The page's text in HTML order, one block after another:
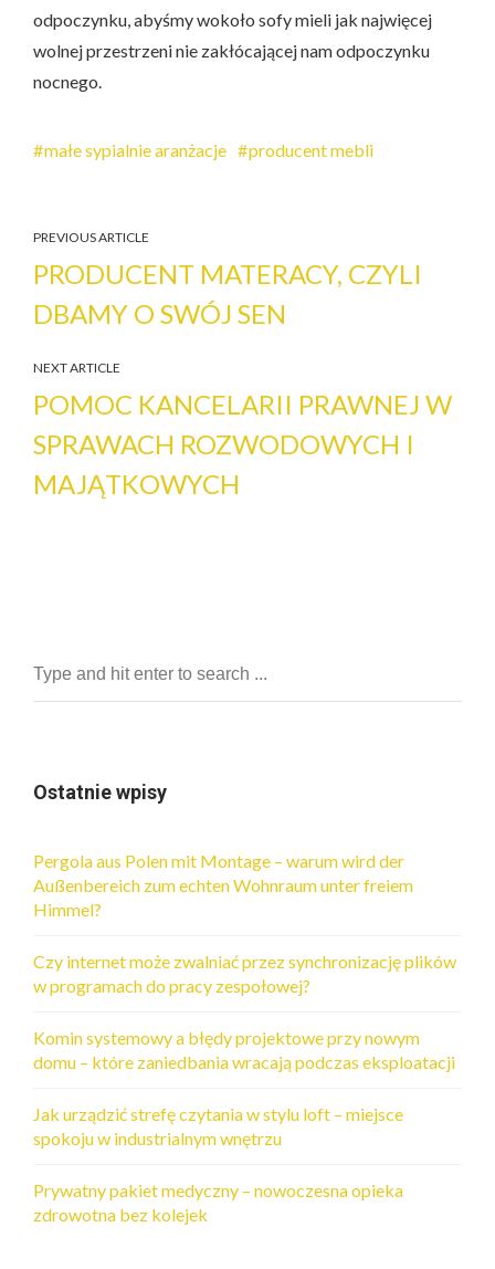
odpoczynku, abyśmy wokoło sofy mieli jak najwięcej
wolnej przestrzeni nie zakłócającej nam odpoczynku
nocnego.
małe sypialnie aranżacje producent mebli
PREVIOUS ARTICLE
PRODUCENT MATERACY, CZYLI
DBAMY O SWÓJ SEN
NEXT ARTICLE
POMOC KANCELARII PRAWNEJ W
SPRAWACH ROZWODOWYCH I
MAJĄTKOWYCH
Ostatnie wpisy
Pergola aus Polen mit Montage – warum wird der
Außenbereich zum echten Wohnraum unter freiem
Himmel?
Czy internet może zwalniać przez synchronizację plików
w programach do pracy zespołowej?
Komin systemowy a błędy projektowe przy nowym
domu – które zaniedbania wracają podczas eksploatacji
Jak urządzić strefę czytania w stylu loft – miejsce
spokoju w industrialnym wnętrzu
Prywatny pakiet medyczny – nowoczesna opieka
zdrowotna bez kolejek